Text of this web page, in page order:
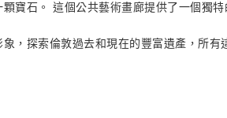
寶石。 這個公共藝術畫廊提供了一個獨
，探索倫敦過去和現在的豐富遺產，所有